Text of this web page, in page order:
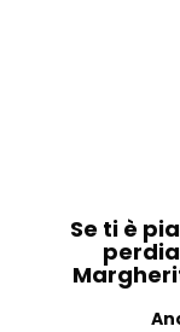
Se ti è